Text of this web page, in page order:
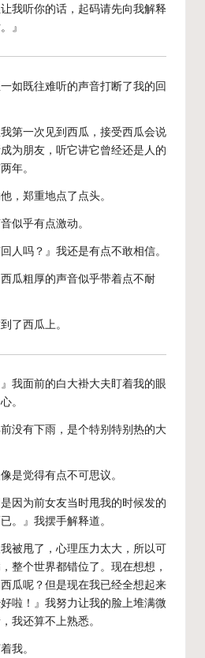
我听你的话，起码请先向我解释
』
如既往难听的声音打断了我的回
第一次见到西瓜，接受西瓜会说
为朋友，听它讲它曾经还是人的
年。
，郑重地点了点头。
似乎有点激动。
人吗？』我还是有点不敢相信。
瓜粗厚的声音似乎带着点不耐
了西瓜上。
我面前的白大褂大夫盯着我的眼
。
没有下雨，是个特别特别热的大
是觉得有点不可思议。
因为前女友当时甩我的时候发的
。』我摆手解释道。
被甩了，心理压力太大，所以可
整个世界都错位了。现在想想，
瓜呢？但是现在我已经全想起来
啦！』我努力让我的脸上堆满微
我还算不上熟悉。
我。